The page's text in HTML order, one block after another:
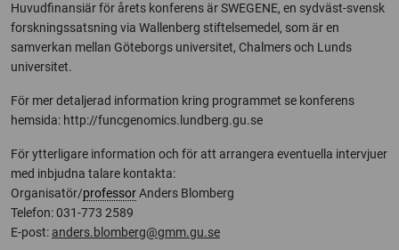
Huvudfinansiär för årets konferens är SWEGENE, en sydväst-svensk
forskningssatsning via Wallenberg stiftelsemedel, som är en
samverkan mellan Göteborgs universitet, Chalmers och Lunds
universitet.
För mer detaljerad information kring programmet se konferens
hemsida: http://funcgenomics.lundberg.gu.se
För ytterligare information och för att arrangera eventuella intervjuer
med inbjudna talare kontakta:
Organisatör/professorAnders Blomberg
Telefon: 031-773 2589
E-post:anders.blomberg@gmm.gu.se